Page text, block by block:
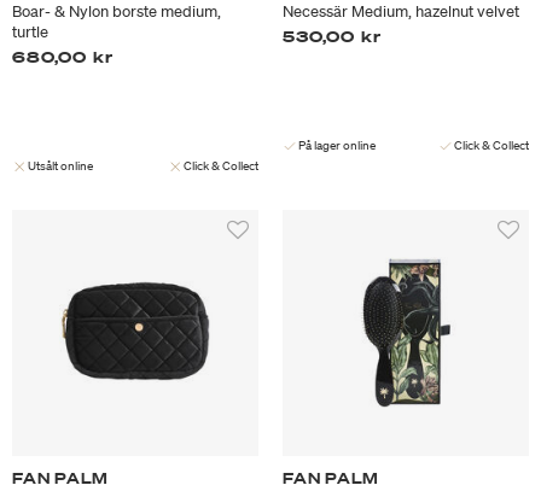
Boar- & Nylon borste medium,
turtle
680,00 kr
Utsålt online Click & Collect
Necessär Medium, hazelnut velvet
530,00 kr
På lager online Click & Collect
FAN PALM
FAN PALM